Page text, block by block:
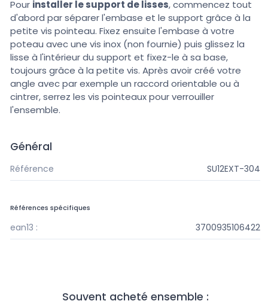
Pour installer le support de lisses, commencez tout
d'abord par séparer l'embase et le support grâce à la
petite vis pointeau. Fixez ensuite l'embase à votre
poteau avec une vis inox (non fournie) puis glissez la
lisse à l'intérieur du support et fixez-le à sa base,
toujours grâce à la petite vis. Après avoir créé votre
angle avec par exemple un raccord orientable ou à
cintrer, serrez les vis pointeaux pour verrouiller
l'ensemble.
Général
Référence SU12EXT-304
Références spécifiques
ean13 : 3700935106422
Souvent acheté ensemble :